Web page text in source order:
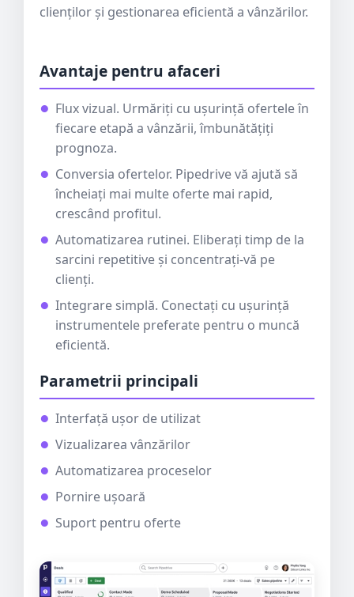
clienților și gestionarea eficientă a vânzărilor.
Avantaje pentru afaceri
Flux vizual. Urmăriți cu ușurință ofertele în
fiecare etapă a vânzării, îmbunătățiți
prognoza.
Conversia ofertelor. Pipedrive vă ajută să
încheiați mai multe oferte mai rapid,
crescând profitul.
Automatizarea rutinei. Eliberați timp de la
sarcini repetitive și concentrați-vă pe
clienți.
Integrare simplă. Conectați cu ușurință
instrumentele preferate pentru o muncă
eficientă.
Parametrii principali
Interfață ușor de utilizat
Vizualizarea vânzărilor
Automatizarea proceselor
Pornire ușoară
Suport pentru oferte